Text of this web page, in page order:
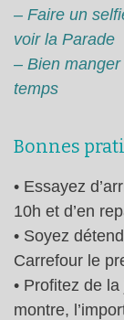
– Faire un
voir la Parade
– Bien
temps
Bonnes
• Essayez
10h et d’en
• Soyez
Carrefour le
• Profitez de
montre,